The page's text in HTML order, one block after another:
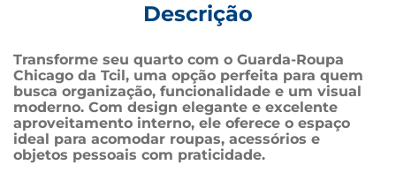
Descrição
Transforme seu quarto com o Guarda-Roupa
Chicago da Tcil, uma opção perfeita para quem
busca organização, funcionalidade e um visual
moderno. Com design elegante e excelente
aproveitamento interno, ele oferece o espaço
ideal para acomodar roupas, acessórios e
objetos pessoais com praticidade.